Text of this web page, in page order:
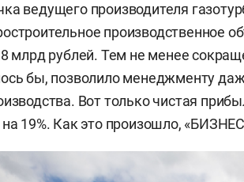
ведущего производителя
производственное
млрд рублей. Тем не менее
бы, позволило менеджменту
Вот только чистая
на 19%. Как это произошло,